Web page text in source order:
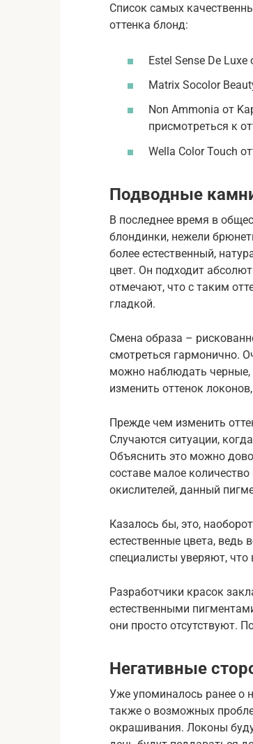
Список самых
оттенка блонд:
Estel Sense De Luxe
Matrix Socolor
Non Ammonia от
присмотреться к
Wella Color Touch
Подводные
В последнее время в
блондинки, нежели
более естественный,
цвет. Он подходит
отмечают, что с таким
гладкой.
Смена образа –
смотреться гармонично.
можно наблюдать
изменить оттенок
Прежде чем изменить
Случаются ситуации,
Объяснить это можно
составе малое
окислителей, данный
Казалось бы, это,
естественные цвета,
специалисты уверяют, что
Разработчики красок
естественными
они просто отсутствуют.
Негативные
Уже упоминалось ранее о
также о возможных
окрашивания. Локоны